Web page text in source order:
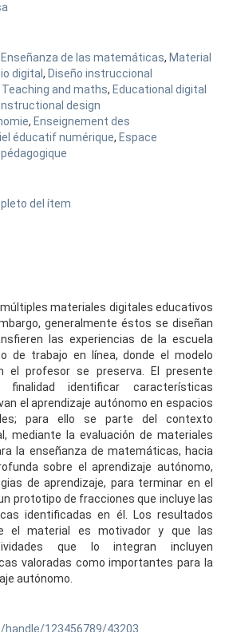
Enseñanza de las matemáticas, Material
digital , Diseño instruccional
Teaching and maths, Educational digital
Instructional design
, Enseignement des
éducatif numérique, Espace
del ítem
materiales digitales educativos
generalmente éstos se diseñan
las experiencias de la escuela
de trabajo en línea, donde el modelo
el profesor se preserva. El presente
identificar características
el aprendizaje autónomo en espacios
para ello se parte del contexto
mediante la evaluación de materiales
la enseñanza de matemáticas, hacia
sobre el aprendizaje autónomo,
de aprendizaje, para terminar en el
prototipo de fracciones que incluye las
identificadas en él. Los resultados
el material es motivador y que las
que lo integran incluyen
valoradas como importantes para la
autónomo.
handle/123456789/43203